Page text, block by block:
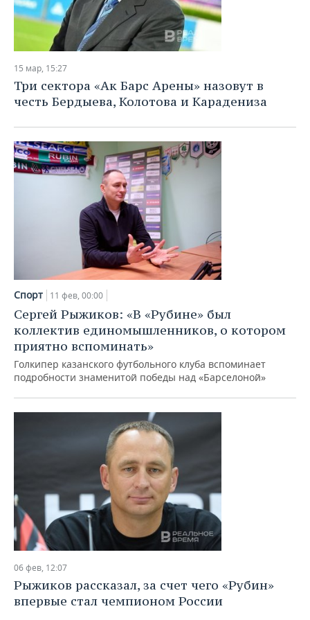
15 мар, 15:27
Три сектора «Ак Барс Арены» назовут в
честь Бердыева, Колотова и Карадениза
Спорт 11 фев, 00:00
Сергей Рыжиков: «В «Рубине» был
коллектив единомышленников, о котором
приятно вспоминать»
Голкипер казанского футбольного клуба вспоминает
подробности знаменитой победы над «Барселоной»
06 фев, 12:07
Рыжиков рассказал, за счет чего «Рубин»
впервые стал чемпионом России